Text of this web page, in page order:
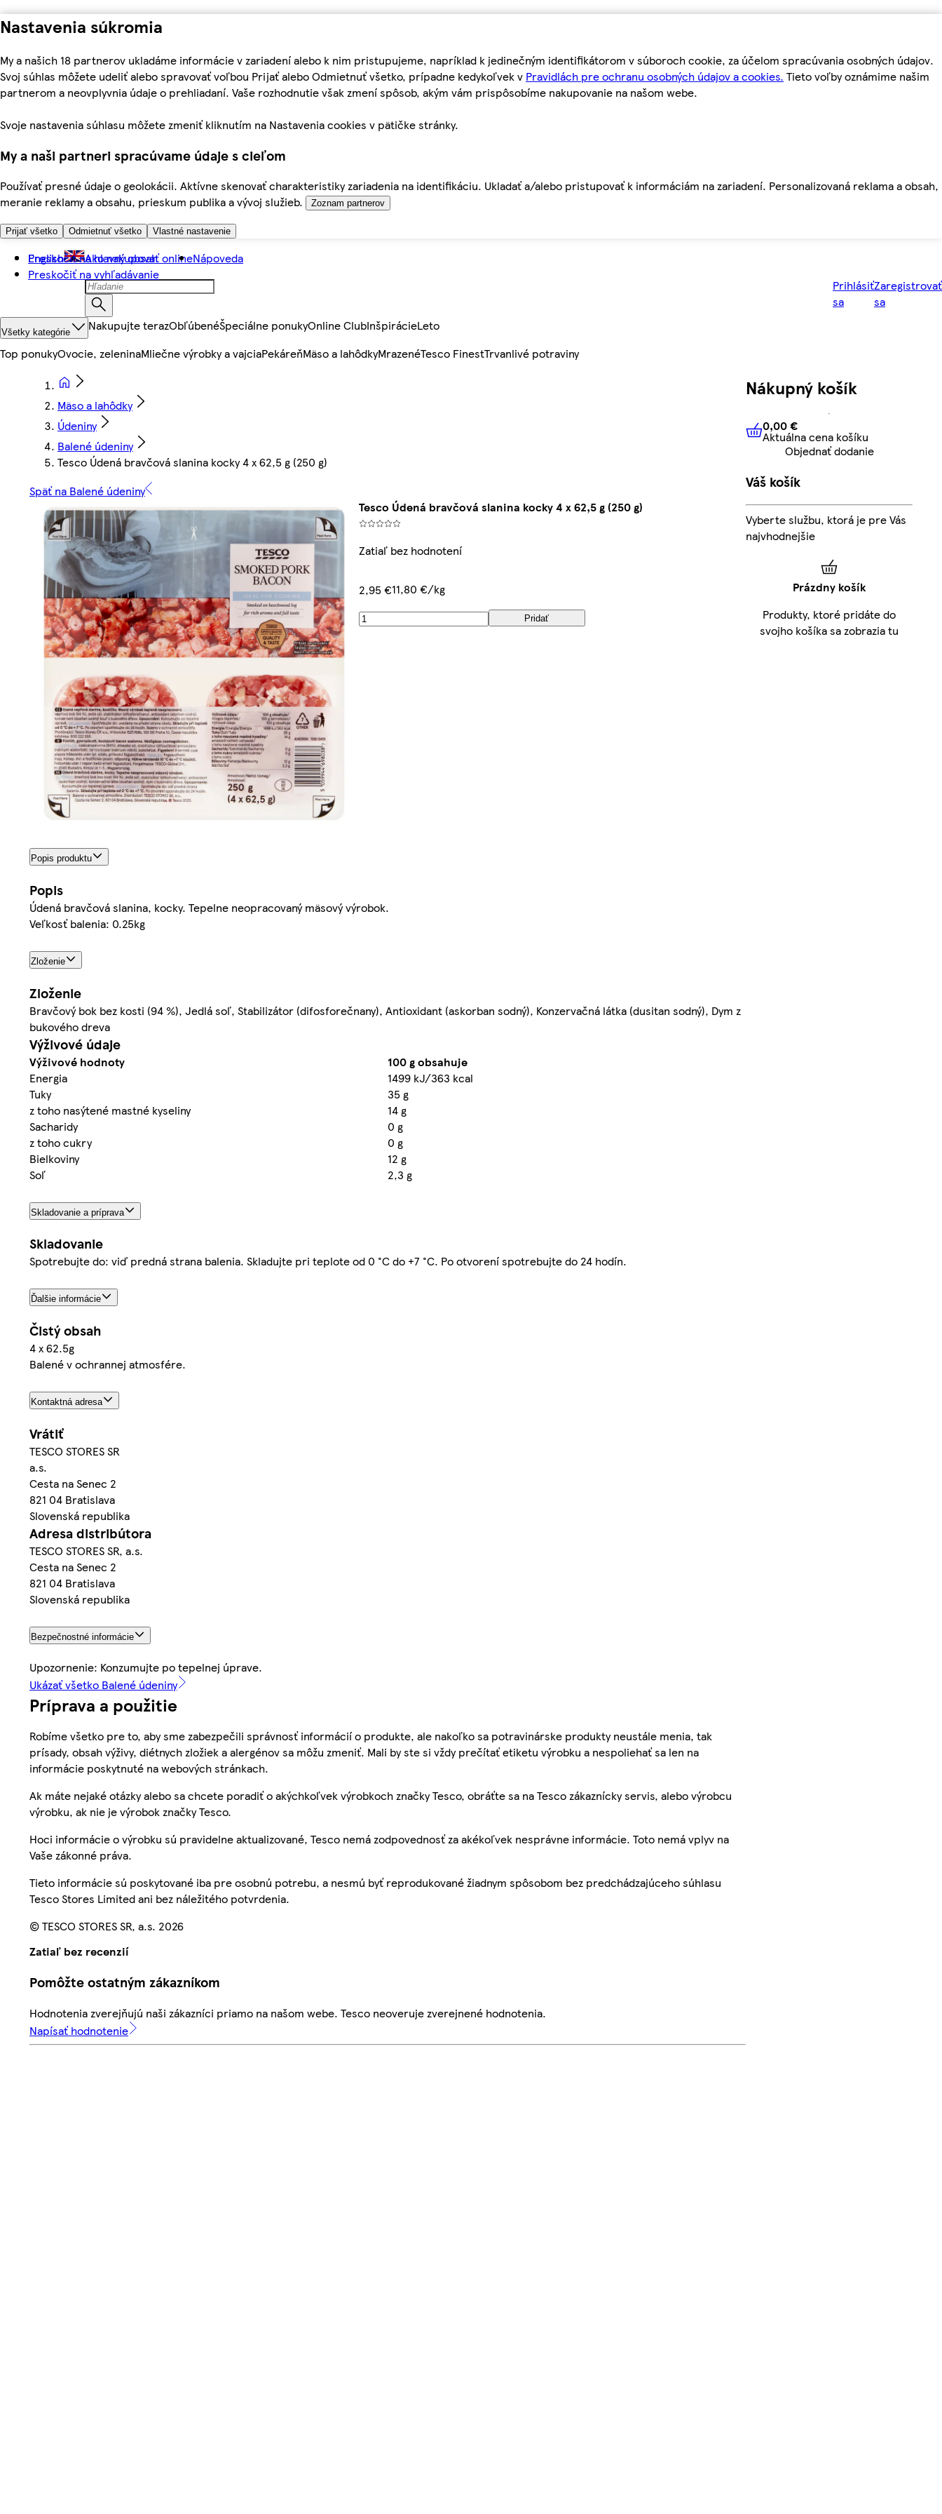
Nastavenia súkromia
My a našich 18 partnerov ukladáme informácie v zariadení alebo k nim pristupujeme, napríklad k jedinečným identifikátorom v súboroch cookie, za účelom spracúvania osobných údajov.
Svoj súhlas môžete udeliť alebo spravovať voľbou Prijať alebo Odmietnuť všetko, prípadne kedykoľvek v Pravidlách pre ochranu osobných údajov a cookies. Tieto voľby oznámime našim
partnerom a neovplyvnia údaje o prehliadaní. Vaše rozhodnutie však zmení spôsob, akým vám prispôsobíme nakupovanie na našom webe.
Svoje nastavenia súhlasu môžete zmeniť kliknutím na Nastavenia cookies v pätičke stránky.
My a naši partneri spracúvame údaje s cieľom
Používať presné údaje o geolokácii. Aktívne skenovať charakteristiky zariadenia na identifikáciu. Ukladať a/alebo pristupovať k informáciám na zariadení. Personalizovaná reklama a obsah,
meranie reklamy a obsahu, prieskum publika a vývoj služieb.
Zoznam partnerov
Prijať všetko Odmietnuť všetko Vlastné nastavenie
Preskočiť na hlavný obsah
Preskočiť na vyhľadávanie
English Ako nakupovať onlineNápoveda
Prihlásiť
sa
Zaregistrovať
sa
Všetky kategórie Nakupujte terazObľúbenéŠpeciálne ponukyOnline ClubInšpirácieLeto
Top ponukyOvocie, zeleninaMliečne výrobky a vajciaPekáreňMäso a lahôdkyMrazenéTesco FinestTrvanlivé potraviny
Mäso a lahôdky
Údeniny
Balené údeniny
Tesco Údená bravčová slanina kocky 4 x 62,5 g (250 g)
Späť na Balené údeniny
Tesco Údená bravčová slanina kocky 4 x 62,5 g (250 g)
Zatiaľ bez hodnotení
2,95 €11,80 €/kg
Pridať
Popis produktu
Popis
Údená bravčová slanina, kocky. Tepelne neopracovaný mäsový výrobok.
Veľkosť balenia: 0.25kg
Zloženie
Zloženie
Bravčový bok bez kosti (94 %), Jedlá soľ, Stabilizátor (difosforečnany), Antioxidant (askorban sodný), Konzervačná látka (dusitan sodný), Dym z
bukového dreva
Výživové údaje
Výživové hodnoty
100 g obsahuje
Energia
1499 kJ/363 kcal
Tuky
35 g
z toho nasýtené mastné kyseliny
14 g
Sacharidy
0 g
z toho cukry
0 g
Bielkoviny
12 g
Soľ
2,3 g
Skladovanie a príprava
Skladovanie
Spotrebujte do: viď predná strana balenia. Skladujte pri teplote od 0 °C do +7 °C. Po otvorení spotrebujte do 24 hodín.
Ďalšie informácie
Čistý obsah
4 x 62.5g
Balené v ochrannej atmosfére.
Kontaktná adresa
Vrátiť
TESCO STORES SR
a.s.
Cesta na Senec 2
821 04 Bratislava
Slovenská republika
Adresa distribútora
TESCO STORES SR, a.s.
Cesta na Senec 2
821 04 Bratislava
Slovenská republika
Bezpečnostné informácie
Upozornenie: Konzumujte po tepelnej úprave.
Ukázať všetko Balené údeniny
Príprava a použitie
Robíme všetko pre to, aby sme zabezpečili správnosť informácií o produkte, ale nakoľko sa potravinárske produkty neustále menia, tak
prísady, obsah výživy, diétnych zložiek a alergénov sa môžu zmeniť. Mali by ste si vždy prečítať etiketu výrobku a nespoliehať sa len na
informácie poskytnuté na webových stránkach.
Ak máte nejaké otázky alebo sa chcete poradiť o akýchkoľvek výrobkoch značky Tesco, obráťte sa na Tesco zákaznícky servis, alebo výrobcu
výrobku, ak nie je výrobok značky Tesco.
Hoci informácie o výrobku sú pravidelne aktualizované, Tesco nemá zodpovednosť za akékoľvek nesprávne informácie. Toto nemá vplyv na
Vaše zákonné práva.
Tieto informácie sú poskytované iba pre osobnú potrebu, a nesmú byť reprodukované žiadnym spôsobom bez predchádzajúceho súhlasu
Tesco Stores Limited ani bez náležitého potvrdenia.
© TESCO STORES SR, a.s. 2026
Zatiaľ bez recenzií
Pomôžte ostatným zákazníkom
Hodnotenia zverejňujú naši zákazníci priamo na našom webe. Tesco neoveruje zverejnené hodnotenia.
Napísať hodnotenie
Nákupný košík
0,00 € Aktuálna cena košíku
0,00 €
Aktuálna cena košíku
Objednať dodanie
Váš košík
Vyberte službu, ktorá je pre Vás
najvhodnejšie
Prázdny košík
Produkty, ktoré pridáte do
svojho košíka sa zobrazia tu